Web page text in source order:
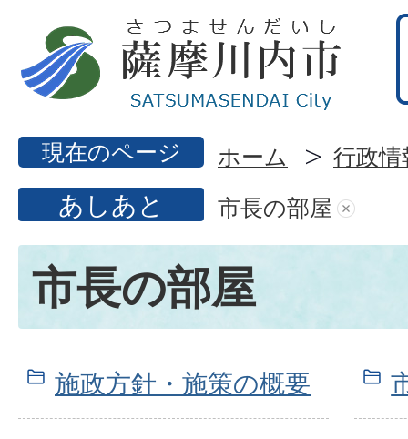
現在のページ ホーム 行政情
あしあと 市長の部屋
市長の部屋
施政方針・施策の概要